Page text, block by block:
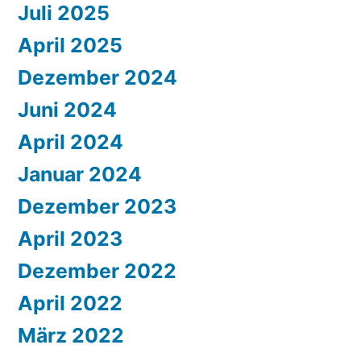
Juli 2025
April 2025
Dezember 2024
Juni 2024
April 2024
Januar 2024
Dezember 2023
April 2023
Dezember 2022
April 2022
März 2022